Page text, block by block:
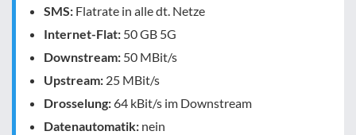
SMS: Flatrate in alle dt. Netze
Internet-Flat: 50 GB 5G
Downstream: 50 MBit/s
Upstream: 25 MBit/s
Drosselung:64 kBit/s im Downstream
Datenautomatik: nein